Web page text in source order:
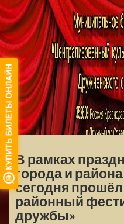
В рамках
города и
сегодня
районный
дружбы»